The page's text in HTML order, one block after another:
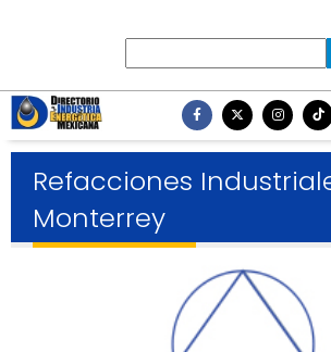
Refacciones
Monterrey